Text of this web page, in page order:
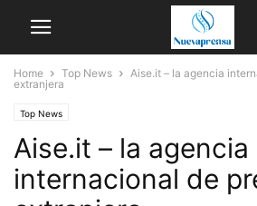
Home Top News
Aise.it – ​​​​la agencia
extranjera
Top News
Aise.it – ​​​​la agencia
internacional de